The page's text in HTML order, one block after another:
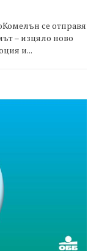
се отправя
– изцяло ново
и...